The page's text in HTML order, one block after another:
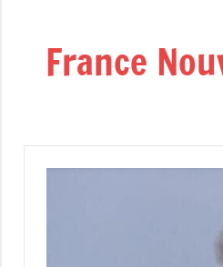
contenuFrance